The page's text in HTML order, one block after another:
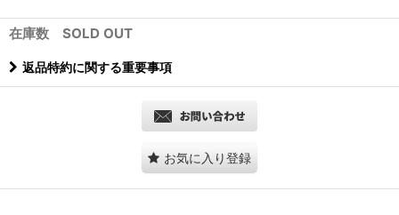
在庫数 SOLD OUT
返品特約に関する重要事項
お気に入り登録